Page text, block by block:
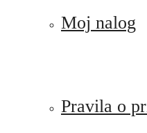
Moj nalog
Pravila o